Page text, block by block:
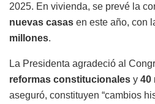
2025. En vivienda, se prevé la
nuevas casas en este año, con
millones.
La Presidenta agradeció al
reformas constitucionales y 40
aseguró, constituyen “cambios